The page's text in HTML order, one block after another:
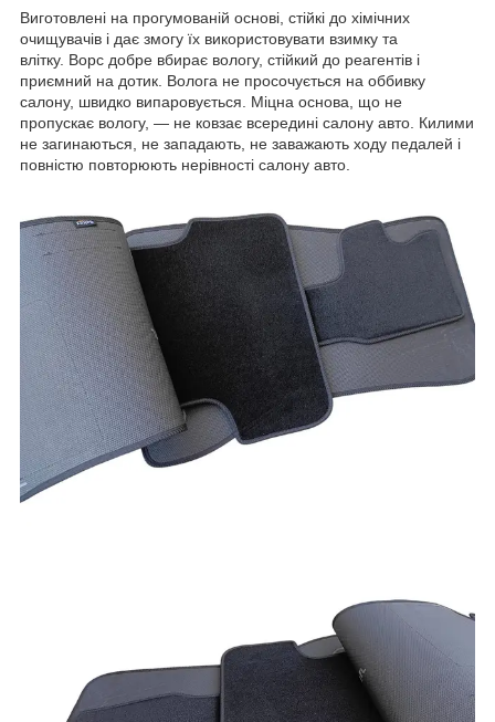
Виготовлені на прогумованій основі, стійкі до хімічних
очищувачів і дає змогу їх використовувати взимку та
влітку. Ворс добре вбирає вологу, стійкий до реагентів і
приємний на дотик. Волога не просочується на оббивку
салону, швидко випаровується. Міцна основа, що не
пропускає вологу, — не ковзає всередині салону авто. Килими
не загинаються, не западають, не заважають ходу педалей і
повністю повторюють нерівності салону авто.